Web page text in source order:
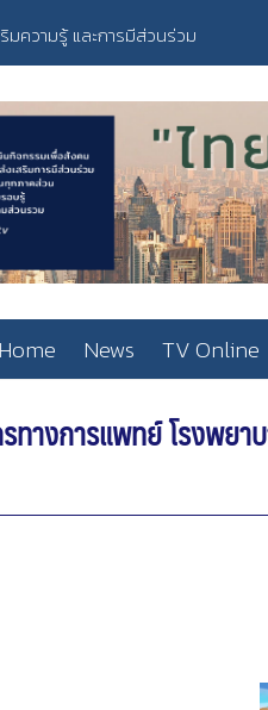
ความรู้ และการมีส่วนร่วม
Home News TV Online
างการแพทย์ โรงพย